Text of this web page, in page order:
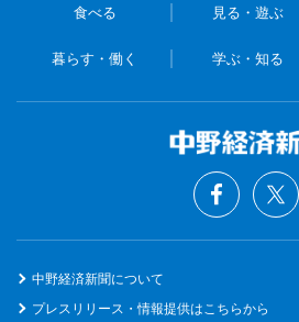
食べる 見る・遊ぶ
暮らす・働く 学ぶ・知る
中野経済新聞について
プレスリリース・情報提供はこちらから